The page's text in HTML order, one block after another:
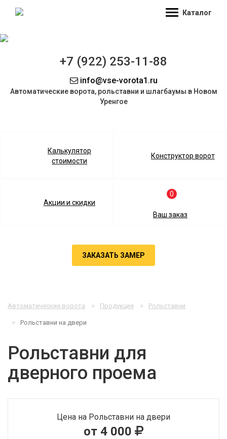
Каталог
+7 (922) 253-11-88
info@vse-vorota1.ru
Автоматические ворота, рольставни и шлагбаумы в Новом
Уренгое
Калькулятор
стоимости
Конструктор ворот
Акции и скидки
0
Ваш заказ
ЗАКАЗАТЬ ЗАМЕР
Автоматические ворота Продукция Рольставни
Рольставни на двери
Рольставни для
дверного проема
Цена на Рольставни на двери
от 4 000